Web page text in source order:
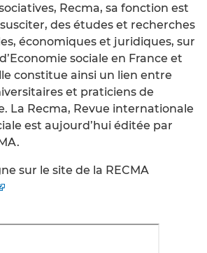
Recma, sa fonction est
des études et recherches
économiques et juridiques, sur
sociale en France et
constitue ainsi un lien entre
et praticiens de
La Recma, Revue internationale
est aujourd’hui éditée par
sur le site de la RECMA